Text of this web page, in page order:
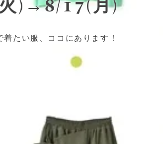
)→8/17(月)
着たい服、ココにあります！